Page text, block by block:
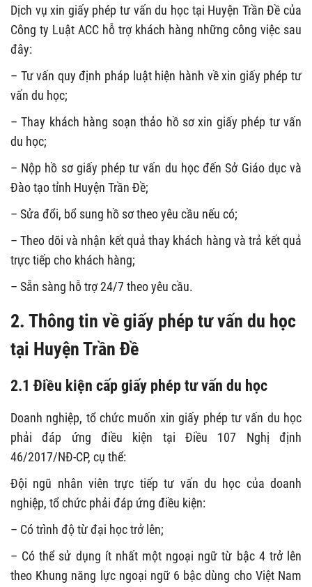
Dịch vụ xin giấy phép tư vấn du học tại Huyện Trần Đề của
Công ty Luật ACC hỗ trợ khách hàng những công việc sau
đây:
– Tư vấn quy định pháp luật hiện hành về xin giấy phép tư
vấn du học;
– Thay khách hàng soạn thảo hồ sơ xin giấy phép tư vấn
du học;
– Nộp hồ sơ giấy phép tư vấn du học đến Sở Giáo dục và
Đào tạo tỉnh Huyện Trần Đề;
– Sửa đổi, bổ sung hồ sơ theo yêu cầu nếu có;
– Theo dõi và nhận kết quả thay khách hàng và trả kết quả
trực tiếp cho khách hàng;
– Sẵn sàng hỗ trợ 24/7 theo yêu cầu.
2. Thông tin về giấy phép tư vấn du học
tại Huyện Trần Đề
2.1 Điều kiện cấp giấy phép tư vấn du học
Doanh nghiệp, tổ chức muốn xin giấy phép tư vấn du học
phải đáp ứng điều kiện tại Điều 107 Nghị định
46/2017/NĐ-CP, cụ thể:
Đội ngũ nhân viên trực tiếp tư vấn du học của doanh
nghiệp, tổ chức phải đáp ứng điều kiện:
– Có trình độ từ đại học trở lên;
– Có thể sử dụng ít nhất một ngoại ngữ từ bậc 4 trở lên
theo Khung năng lực ngoại ngữ 6 bậc dùng cho Việt Nam